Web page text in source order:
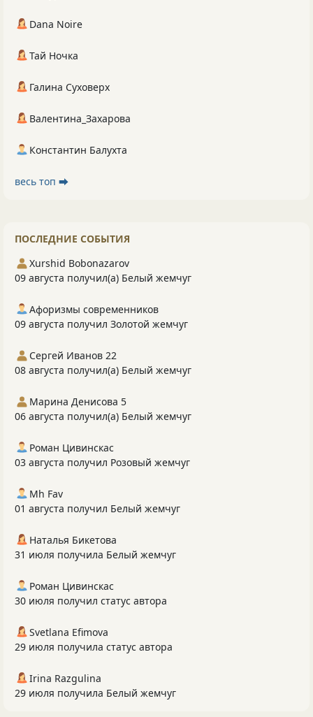
Dana Noire
Тай Ночка
Галина Суховерх
Валентина_Захарова
Константин Балухта
весь топ ⮕
ПОСЛЕДНИЕ СОБЫТИЯ
Xurshid Bobonazarov
09 августа получил(а) Белый жемчуг
Афоризмы современников
09 августа получил Золотой жемчуг
Сергей Иванов 22
08 августа получил(а) Белый жемчуг
Марина Денисова 5
06 августа получил(а) Белый жемчуг
Роман Цивинскас
03 августа получил Розовый жемчуг
Mh Fav
01 августа получил Белый жемчуг
Наталья Бикетова
31 июля получила Белый жемчуг
Роман Цивинскас
30 июля получил статус автора
Svetlana Efimova
29 июля получила статус автора
Irina Razgulina
29 июля получила Белый жемчуг